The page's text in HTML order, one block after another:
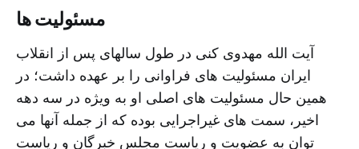
مسئولیت ها
آیت الله مهدوی کنی در طول سالهای پس از انقلاب
ایران مسئولیت های فراوانی را بر عهده داشت؛ در
همین حال مسئولیت های اصلی او به ویژه در سه دهه
اخیر، سمت های غیراجرایی بوده که از جمله آنها می
توان به عضویت و ریاست مجلس خبرگان و ریاست